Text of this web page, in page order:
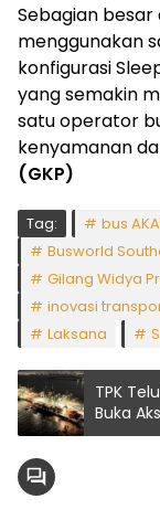
Sebagian
menggunakan
konfigurasi
yang semakin
satu operator
kenyamanan
(GKP)
Tag: bus
Busworld
Gilang Widya
inovasi
Laksana
TPK
Buka